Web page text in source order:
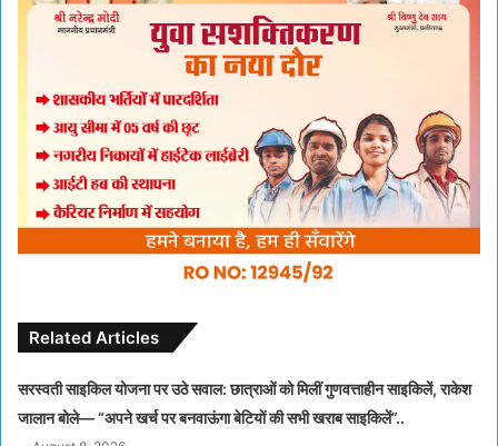
Related Articles
सरस्वती साइकिल योजना पर उठे सवाल: छात्राओं को मिलीं गुणवत्ताहीन साइकिलें, राकेश
जालान बोले— “अपने खर्च पर बनवाऊंगा बेटियों की सभी खराब साइकिलें”..